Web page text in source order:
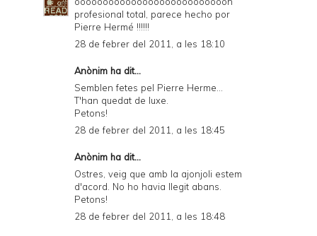
profesional total, parece hecho por
Pierre Hermé !!!!!!
28 de febrer del 2011, a les 18:10
Anònim ha dit...
Semblen fetes pel Pierre Herme...
T'han quedat de luxe.
Petons!
28 de febrer del 2011, a les 18:45
Anònim ha dit...
Ostres, veig que amb la ajonjoli estem
d'acord. No ho havia llegit abans.
Petons!
28 de febrer del 2011, a les 18:48